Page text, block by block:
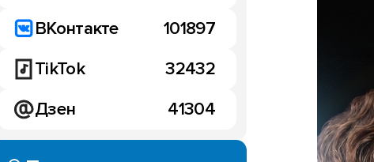
ВКонтакте
101897
TikTok
32432
Дзен
41304